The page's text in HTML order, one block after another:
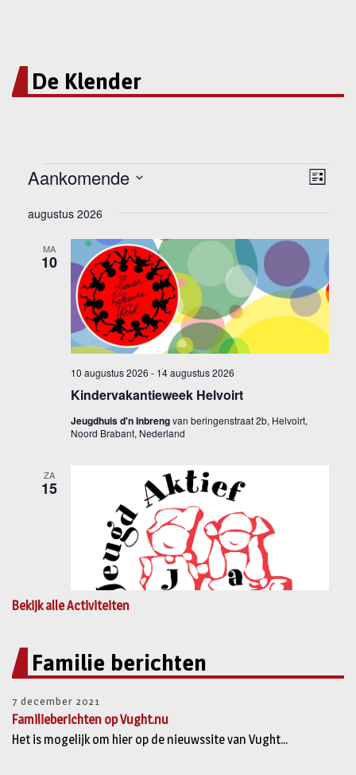
De Klender
Bekijk alle Activiteiten
Familie berichten
7 december 2021
Familieberichten op Vught.nu
Het is mogelijk om hier op de nieuwssite van Vught...